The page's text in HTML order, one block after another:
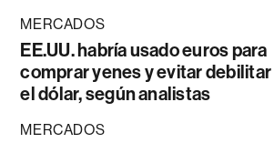
MERCADOS
EE.UU. habría usado euros para
comprar yenes y evitar debilitar
el dólar, según analistas
MERCADOS